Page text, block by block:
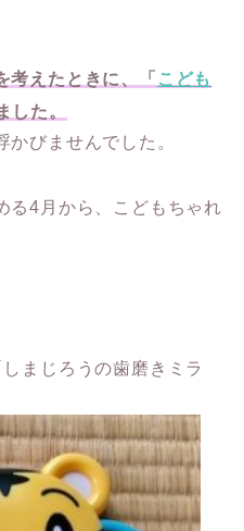
考えたときに、「 こども
した。
びませんでした。
る4月から、こどもちゃれ
まじろうの歯磨きミラ